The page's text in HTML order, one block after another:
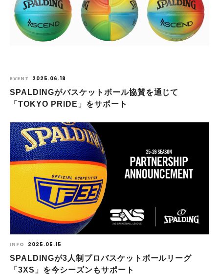
EVENT 2025.06.18
SPALDINGがバスケットボール協賛を通じて
「TOKYO PRIDE」をサポート
INFO 2025.05.15
SPALDINGが3人制プロバスケットボールリーグ
「3XS」を今シーズンもサポート